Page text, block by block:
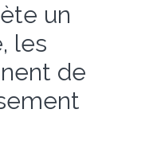
un
les
de